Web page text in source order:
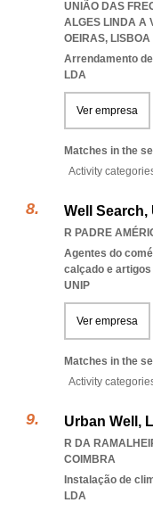
UNIÃO DAS
ALGES LINDA A
OEIRAS, LISBOA
Arrendamento
LDA
Ver empresa
Matches in the
Activity
Well
R PADRE
Agentes do
calçado e
UNIP
Ver empresa
Matches in the
Activity
Urban Well,
R DA
COIMBRA
Instalação de
LDA